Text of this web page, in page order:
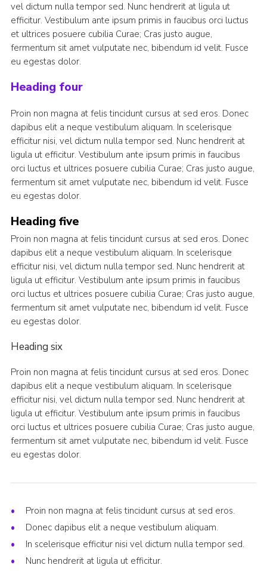
vel dictum nulla tempor sed. Nunc hendrerit at ligula ut
efficitur. Vestibulum ante ipsum primis in faucibus orci luctus
et ultrices posuere cubilia Curae; Cras justo augue,
fermentum sit amet vulputate nec, bibendum id velit. Fusce
eu egestas dolor.
Heading four
Proin non magna at felis tincidunt cursus at sed eros. Donec
dapibus elit a neque vestibulum aliquam. In scelerisque
efficitur nisi, vel dictum nulla tempor sed. Nunc hendrerit at
ligula ut efficitur. Vestibulum ante ipsum primis in faucibus
orci luctus et ultrices posuere cubilia Curae; Cras justo augue,
fermentum sit amet vulputate nec, bibendum id velit. Fusce
eu egestas dolor.
Heading five
Proin non magna at felis tincidunt cursus at sed eros. Donec
dapibus elit a neque vestibulum aliquam. In scelerisque
efficitur nisi, vel dictum nulla tempor sed. Nunc hendrerit at
ligula ut efficitur. Vestibulum ante ipsum primis in faucibus
orci luctus et ultrices posuere cubilia Curae; Cras justo augue,
fermentum sit amet vulputate nec, bibendum id velit. Fusce
eu egestas dolor.
Heading six
Proin non magna at felis tincidunt cursus at sed eros. Donec
dapibus elit a neque vestibulum aliquam. In scelerisque
efficitur nisi, vel dictum nulla tempor sed. Nunc hendrerit at
ligula ut efficitur. Vestibulum ante ipsum primis in faucibus
orci luctus et ultrices posuere cubilia Curae; Cras justo augue,
fermentum sit amet vulputate nec, bibendum id velit. Fusce
eu egestas dolor.
Proin non magna at felis tincidunt cursus at sed eros.
Donec dapibus elit a neque vestibulum aliquam.
In scelerisque efficitur nisi vel dictum nulla tempor sed.
Nunc hendrerit at ligula ut efficitur.